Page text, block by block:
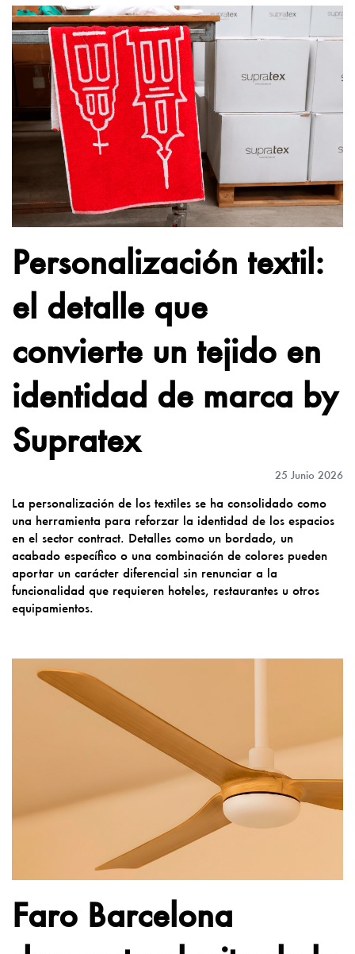
Personalización textil:
el detalle que
convierte un tejido en
identidad de marca by
Supratex
25 Junio 2026
La personalización de los textiles se ha consolidado como
una herramienta para reforzar la identidad de los espacios
en el sector contract. Detalles como un bordado, un
acabado específico o una combinación de colores pueden
aportar un carácter diferencial sin renunciar a la
funcionalidad que requieren hoteles, restaurantes u otros
equipamientos.
Faro Barcelona